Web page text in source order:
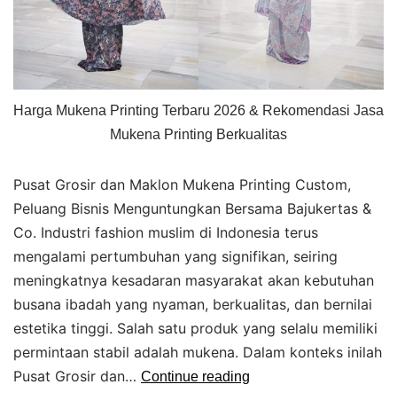
Harga Mukena Printing Terbaru 2026 & Rekomendasi Jasa
Mukena Printing Berkualitas
Pusat Grosir dan Maklon Mukena Printing Custom,
Peluang Bisnis Menguntungkan Bersama Bajukertas &
Co. Industri fashion muslim di Indonesia terus
mengalami pertumbuhan yang signifikan, seiring
meningkatnya kesadaran masyarakat akan kebutuhan
busana ibadah yang nyaman, berkualitas, dan bernilai
estetika tinggi. Salah satu produk yang selalu memiliki
permintaan stabil adalah mukena. Dalam konteks inilah
Pusat Grosir dan… Continue reading